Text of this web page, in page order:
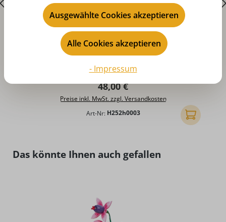
Sommerwiese für Blumenkinder, 47,5 x 30
cm von Hubrig Volkskunst
Regulärer Preis:
48,00 €
Preise inkl. MwSt. zzgl. Versandkosten
Art-Nr: H252h0003 In den
Produktgalerie überspringen
Das könnte Ihnen auch gefallen
Ausgewählte Cookies akzeptieren
Alle Cookies akzeptieren
- Impressum